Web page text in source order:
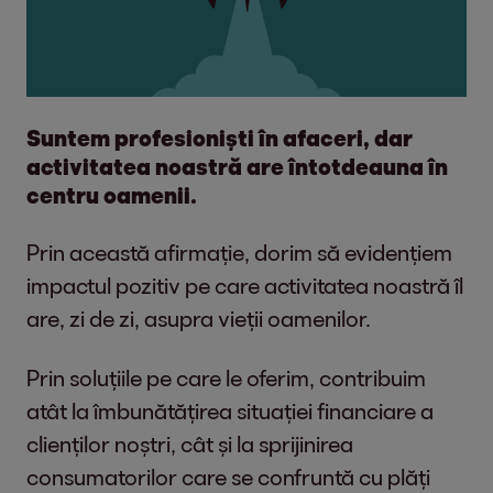
Aplici procedurile de colectare
specifice companiei interactionand
cu debitorii (persoane fizice sau
juridice) la telefon sau pe e-mail;
Oferi informatii debitorilor in
legatura cu aspectele particulare
Identifici cele mai bune solutii de
plata si negociezi termene de plata
cu debitorii intr-o maniera
profesionista;
Efectuezi sarcini administrative
generale: actualizezi baza de date
cu informatii relevante, monitorizezi
Suntem profesioniști în afaceri, dar
activitatea noastră are întotdeauna în
centru oamenii.
Prin această afirmație, dorim să evidențiem
impactul pozitiv pe care activitatea noastră îl
are, zi de zi, asupra vieții oamenilor.
Prin soluțiile pe care le oferim, contribuim
atât la îmbunătățirea situației financiare a
clienților noștri, cât și la sprijinirea
consumatorilor care se confruntă cu plăți